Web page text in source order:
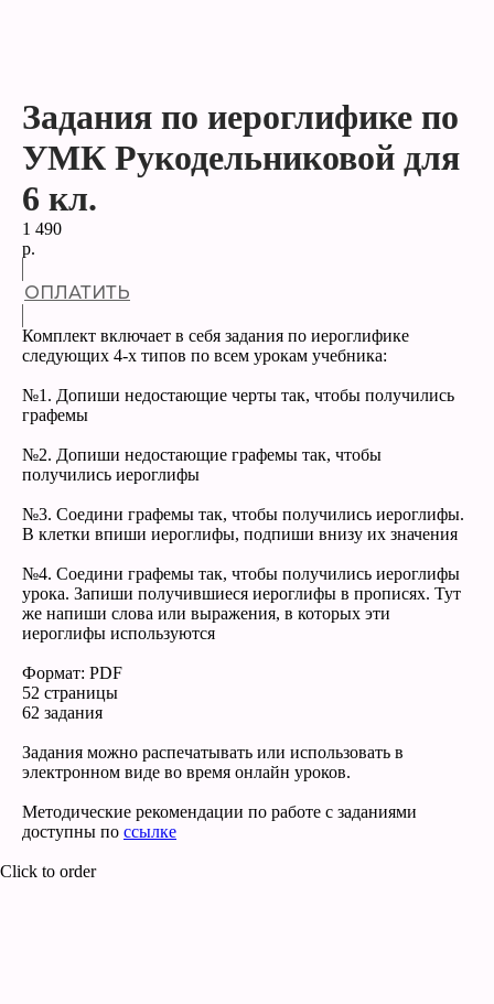
Задания по иероглифике по
УМК Рукодельниковой для
6 кл.
1 490
р.
ОПЛАТИТЬ
Комплект включает в себя задания по иероглифике
следующих 4-х типов по всем урокам учебника:
№1. Допиши недостающие черты так, чтобы получились
графемы
№2. Допиши недостающие графемы так, чтобы
получились иероглифы
№3. Соедини графемы так, чтобы получились иероглифы.
В клетки впиши иероглифы, подпиши внизу их значения
№4. Соедини графемы так, чтобы получились иероглифы
урока. Запиши получившиеся иероглифы в прописях. Тут
же напиши слова или выражения, в которых эти
иероглифы используются
Формат: PDF
52 страницы
62 задания
Задания можно распечатывать или использовать в
электронном виде во время онлайн уроков.
Методические рекомендации по работе с заданиями
доступны по ссылке
Click to order